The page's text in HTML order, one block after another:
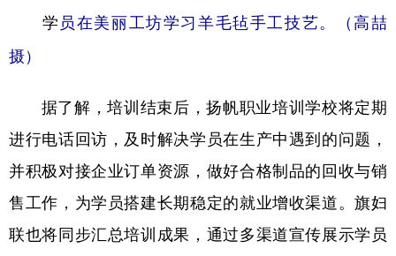
学 员在美丽工坊学习羊毛毡手工技艺。（高喆
摄）
据了解，培训结束后，扬帆职业培训学校将定期
进行电话回访，及时解决学员在生产中遇到的问题，
并积极对接企业订单资源，做好合格制品的回收与销
售工作，为学员搭建长期稳定的就业增收渠道。旗妇
联也将同步汇总培训成果，通过多渠道宣传展示学员